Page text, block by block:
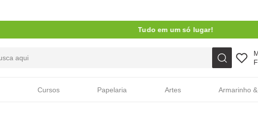
Tudo em um só lugar!
Cursos Papelaria Artes Armarinho